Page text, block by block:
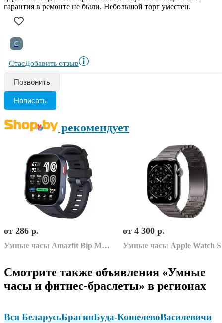
гарантия в ремонте не были. Небольшой торг уместен.
С
СтасДобавить отзыв
Позвонить
Написать
рекомендует
от 286 р.
Умные часы Amazfit Bip Max (темно-синий)
от 4 300 р.
Умные
Смотрите также объявления «Умные
часы и фитнес-браслеты» в регионах
Вся БеларусьБрагинБуда-КошелевоВасилевичи